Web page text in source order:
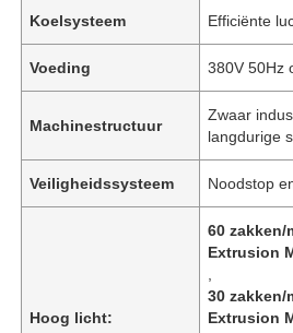
Koelsysteem Efficiënte
Voeding 380V 50Hz
Machinestructuur
Zwaar
langdurige
Veiligheidssysteem Noodstop
Hoog licht:
60
Extrusion
30
Extrusion